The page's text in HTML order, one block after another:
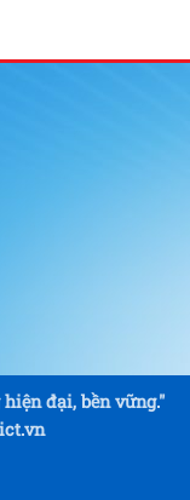
đại, bền vững."